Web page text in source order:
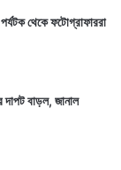
পড়েছে তাতে
পিছু সাশ্রয়
না। — সংবাদ
থেকে ফটোগ্রাফাররা
দাপট বাড়ল, জানাল